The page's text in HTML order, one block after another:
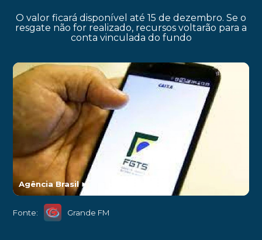
O valor ficará disponível até 15 de dezembro. Se o
resgate não for realizado, recursos voltarão para a
conta vinculada do fundo
Agência Brasil►
Fonte: Grande FM